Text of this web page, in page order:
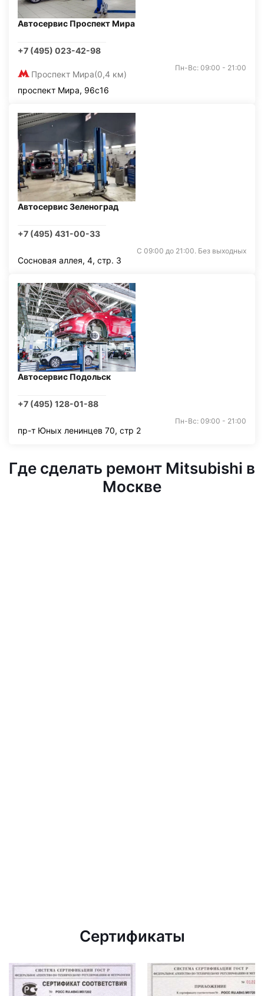
Автосервис Проспект Мира
+7 (495) 023-42-98
Проспект Мира(0,4 км)
Пн-Вс: 09:00 - 21:00
проспект Мира, 96с16
Автосервис Зеленоград
+7 (495) 431-00-33
С 09:00 до 21:00. Без выходных
Сосновая аллея, 4, стр. 3
Автосервис Подольск
+7 (495) 128-01-88
Пн-Вс: 09:00 - 21:00
пр-т Юных ленинцев 70, стр 2
Где сделать ремонт Mitsubishi в
Москве
Сертификаты